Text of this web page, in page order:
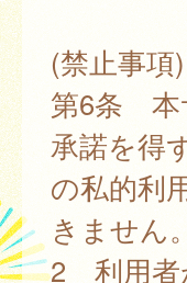
(禁止事項)
第6条 本
承諾を得
の私的利
きません。
2 利用者